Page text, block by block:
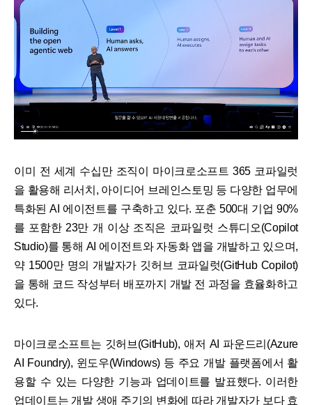
이미 전 세계 수십만 조직이 마이크로소프트 365 코파일럿
을 활용해 리서치, 아이디어 브레인스토밍 등 다양한 업무에
특화된 AI 에이전트를 구축하고 있다. 포춘 500대 기업 90%
를 포함한 23만 개 이상 조직은 코파일럿 스튜디오(Copilot
Studio)를 통해 AI 에이전트와 자동화 앱을 개발하고 있으며,
약 1500만 명의 개발자가 깃허브 코파일럿(GitHub Copilot)
을 통해 코드 작성부터 배포까지 개발 전 과정을 효율화하고
있다.
마이크로소프트는 깃허브(GitHub), 애저 AI 파운드리(Azure
AI Foundry), 윈도우(Windows) 등 주요 개발 플랫폼에서 활
용할 수 있는 다양한 기능과 업데이트를 발표했다. 이러한
업데이트는 개발 생애 주기의 변화에 따라 개발자가 보다 효